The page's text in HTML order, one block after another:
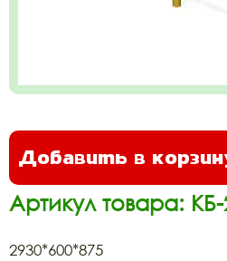
Добавить в
Артикул товара:
2930*600*875